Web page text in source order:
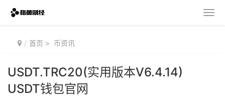
首页 > 币资讯
USDT.TRC20(实用版本V6.4.14)
USDT钱包官网